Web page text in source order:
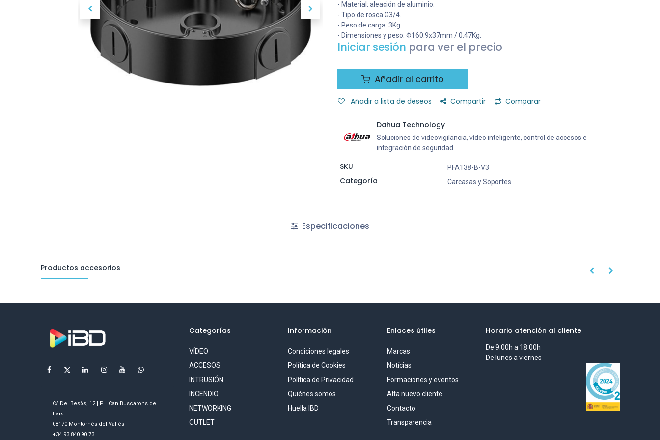
- Material: aleación de aluminio.
- Tipo de rosca G3/4.
- Peso de carga: 3Kg.
- Dimensiones y peso: Φ160.9x37mm / 0.47Kg.
Iniciar sesión para ver el precio
Añadir al carrito
Añadir a lista de deseos Compartir Comparar
Dahua Technology
Soluciones de videovigilancia, vídeo inteligente, control de accesos e
integración de seguridad
SKU PFA138-B-V3
Categoría Carcasas y Soportes
Especificaciones
Productos accesorios
C/ Del Besòs, 12 | P.I. Can Buscarons de
Baix
08170 Montornès del Vallès
+34 93 840 90 73
Categorías
VÍDEO
ACCESOS
INTRUSIÓN
INCENDIO
NETWORKING
OUTLET
Información
Condiciones legales
Política de Cookies
Política de Privacidad
Quiénes somos
Huella IBD
Enlaces útiles
Marcas
Notícias
Formaciones y eventos
Alta nuevo cliente
Contacto
Transparencia
Horario atención al cliente
De 9:00h a 18:00h
De lunes a viernes